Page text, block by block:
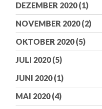
DEZEMBER 2020(1)
NOVEMBER 2020(2)
OKTOBER 2020(5)
JULI 2020(5)
JUNI 2020(1)
MAI 2020(4)